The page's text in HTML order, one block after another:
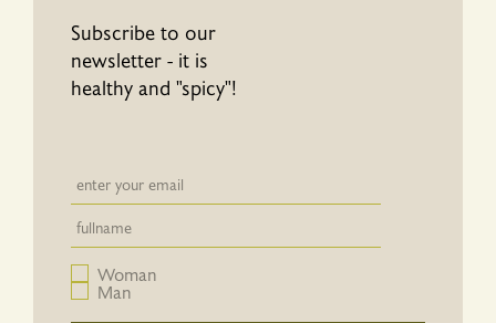
Subscribe to our
newsletter - it is
healthy and "spicy"!
Newsletter email input field
Newsletter email input field
Woman
Man